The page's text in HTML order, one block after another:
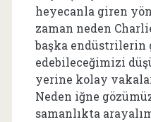
heyecanla giren
zaman neden
başka
edebileceğimizi
yerine kolay
Neden iğne
samanlıkta